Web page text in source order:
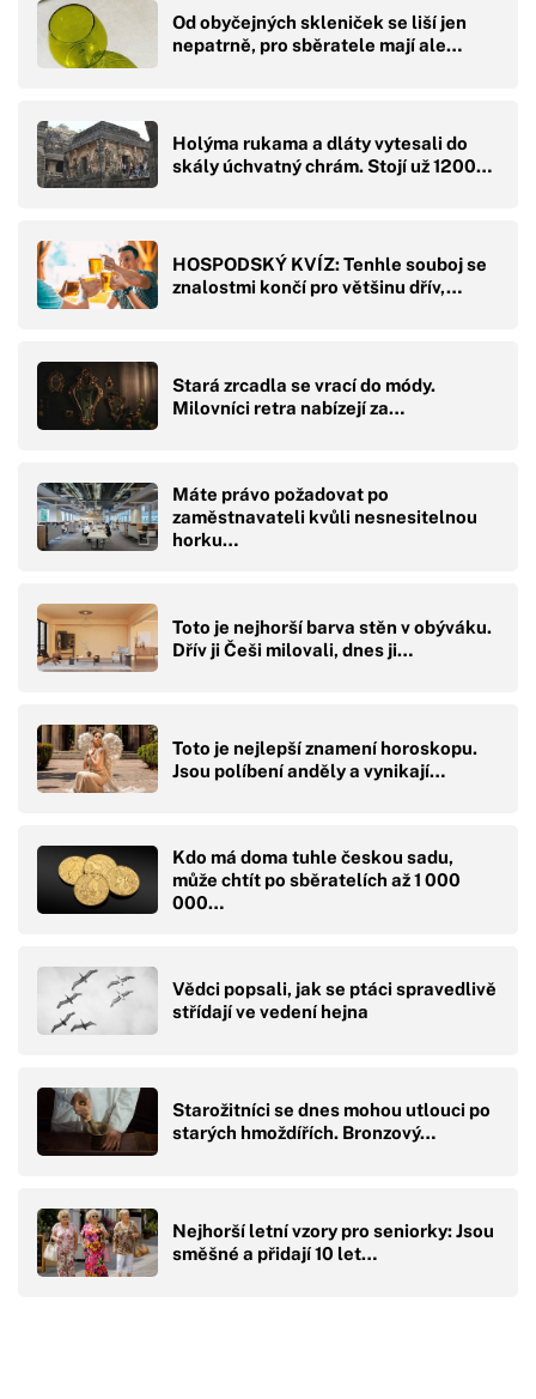
Od obyčejných skleniček se liší jen
nepatrně, pro sběratele mají ale…
Holýma rukama a dláty vytesali do
skály úchvatný chrám. Stojí už 1200…
HOSPODSKÝ KVÍZ: Tenhle souboj se
znalostmi končí pro většinu dřív,…
Stará zrcadla se vrací do módy.
Milovníci retra nabízejí za…
Máte právo požadovat po
zaměstnavateli kvůli nesnesitelnou
horku…
Toto je nejhorší barva stěn v obýváku.
Dřív ji Češi milovali, dnes ji…
Toto je nejlepší znamení horoskopu.
Jsou políbení anděly a vynikají…
Kdo má doma tuhle českou sadu,
může chtít po sběratelích až 1 000
000…
Vědci popsali, jak se ptáci spravedlivě
střídají ve vedení hejna
Starožitníci se dnes mohou utlouci po
starých hmoždířích. Bronzový…
Nejhorší letní vzory pro seniorky: Jsou
směšné a přidají 10 let…